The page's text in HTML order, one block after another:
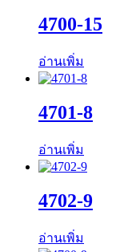
4700-15
อ่านเพิ่ม
4701-8
อ่านเพิ่ม
4702-9
อ่านเพิ่ม